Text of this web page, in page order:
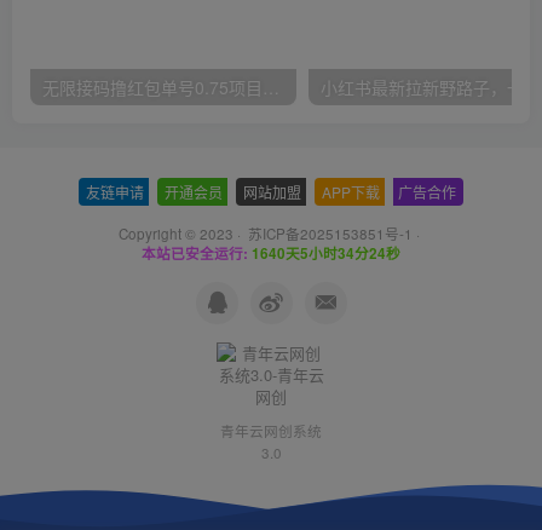
友链申请 开通会员 网站加盟 APP下载 广告合作
Copyright © 2023 · 苏ICP备2025153851号-1 ·
本站已安全运行: 1640天5小时34分25秒
青年云网创系统
3.0